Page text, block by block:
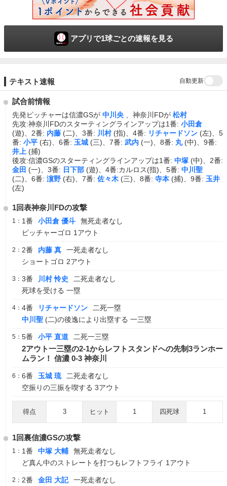
アプリで1球ごとの速報を見る
テキスト速報 自動更新
試合前情報
先発ピッチャーは信濃GSが 中川央 、神奈川FDが 松村
先攻:神奈川FDのスターティングラインアップは1番: 小田倉
(遊)、2番: 内藤 (二)、3番: 川村 (指)、4番: リチャードソン (左)、5
番: 小平 (右)、6番: 玉城 (三)、7番: 武内 (一)、8番: 丸 (中)、9番:
井上 (捕)
後攻:信濃GSのスターティングラインアップは1番: 中塚 (中)、2番:
金田 (一)、3番: 日下部 (遊)、4番:カルロス(指)、5番: 中川聖
(二)、6番: 濵野 (右)、7番: 佐々木 (三)、8番: 寺本 (捕)、9番: 玉井
(左)
1回表神奈川FDの攻撃
1： 1番 小田倉 優斗
無死走者なし
ピッチャーゴロ 1アウト
2： 2番 内藤 真
一死走者なし
ショートゴロ 2アウト
3： 3番 川村 怜史
二死走者なし
死球を受ける 一塁
4： 4番 リチャードソン
二死一塁
中川聖 (二)の後逸により出塁する 一三塁
5： 5番 小平 直道 二死一三塁
2アウト一三塁の2-1からレフトスタンドへの先制3ランホー
ムラン！ 信濃 0-3 神奈川
6： 6番 玉城 琉
二死走者なし
空振りの三振を喫する 3アウト
得点 3 ヒット 1 四死球 1
1回裏信濃GSの攻撃
1： 1番 中塚 大輔
無死走者なし
ど真ん中のストレートを打つもレフトフライ 1アウト
2： 2番 金田 大記
一死走者なし